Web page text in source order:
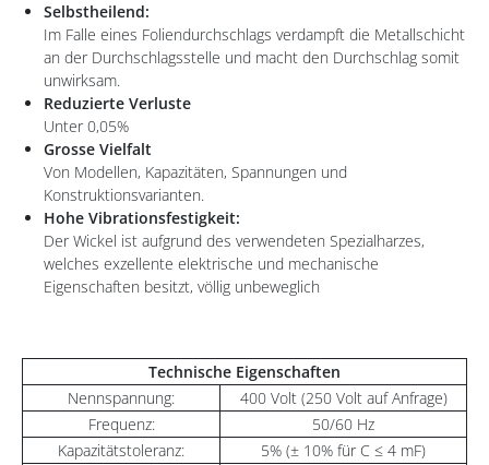
Selbstheilend:
Im Falle eines Foliendurchschlags verdampft die Metallschicht
an der Durchschlagsstelle und macht den Durchschlag somit
unwirksam.
Reduzierte Verluste
Unter 0,05%
Grosse Vielfalt
Von Modellen, Kapazitäten, Spannungen und
Konstruktionsvarianten.
Hohe Vibrationsfestigkeit:
Der Wickel ist aufgrund des verwendeten Spezialharzes,
welches exzellente elektrische und mechanische
Eigenschaften besitzt, völlig unbeweglich
Technische Eigenschaften
Nennspannung:
400 Volt (250 Volt auf Anfrage)
Frequenz:
50/60 Hz
Kapazitätstoleranz:
5% (± 10% für C ≤ 4 mF)